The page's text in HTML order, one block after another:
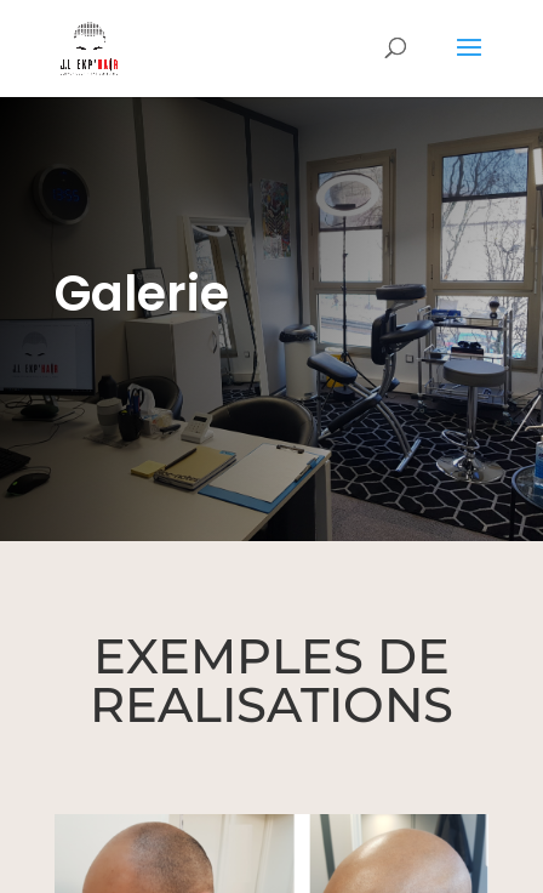
Galerie
EXEMPLES DE
REALISATIONS